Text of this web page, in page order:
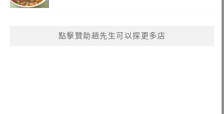
點擊贊助趙先生可以探更多店